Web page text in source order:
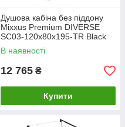
Душова кабіна без піддону
Mixxus Premium DIVERSE
SC03-120x80x195-TR Black
прозоре скло 6мм (MI6868)
В наявності
12 765 ₴
Купити